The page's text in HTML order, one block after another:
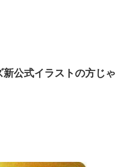
新公式イラストの方じゃ